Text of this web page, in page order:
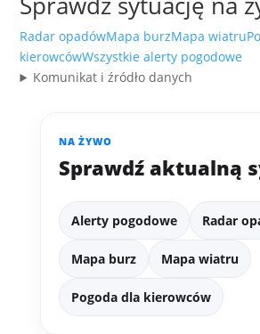
Radar opadówMapa burzMapa wiatru
kierowcówWszystkie alerty pogodowe
Komunikat i źródło danych
NA ŻYWO
Sprawdź aktualną
Alerty pogodowe Radar
Mapa burz Mapa wiatru
Pogoda dla kierowców